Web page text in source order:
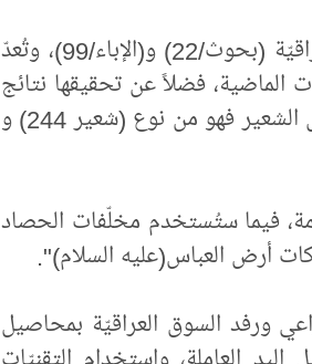
وأضاف: "الحنطة التي يتمّ حصادُها هي من الأصناف العراقيّة (بحوث/22) و(الإباء/99)، وتُعدّ
الماضية، فضلاً عن تحقيقها نتائج
جيّدة في مراكز البحوث التابعة لوزارة الزراعة، أمّا محصول الشعير فهو من نوع (شعير 244) و
فيما ستُستخدم مخلّفات الحصاد
أرض العباس(عليه السلام)".
ورفد السوق العراقيّة بمحاصيل